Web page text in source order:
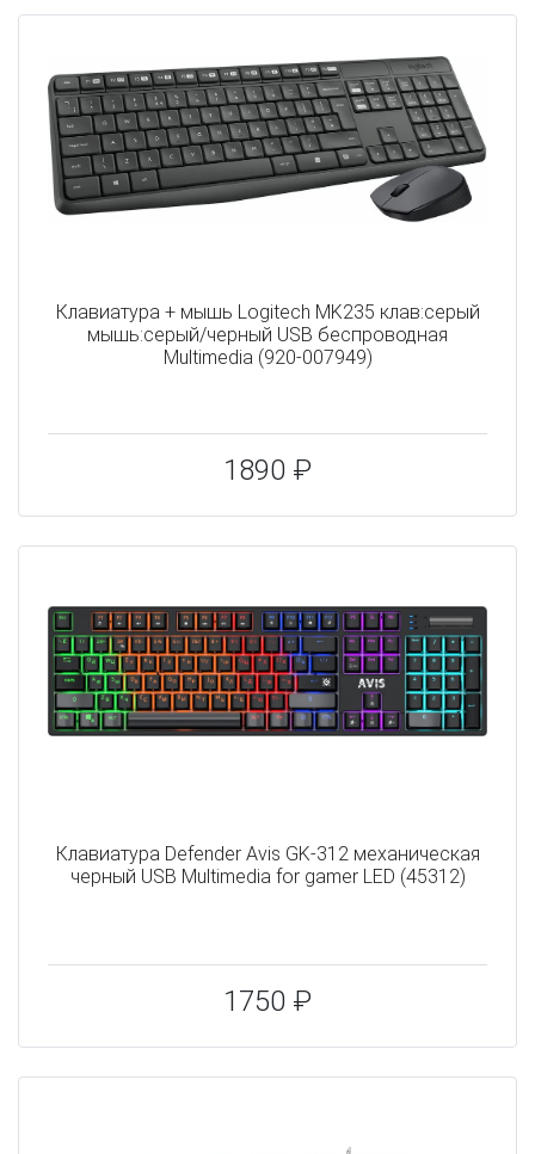
Клавиатура + мышь Logitech MK235 клав:серый
мышь:серый/черный USB беспроводная
Multimedia (920-007949)
1890 ₽
Клавиатура Defender Avis GK-312 механическая
черный USB Multimedia for gamer LED (45312)
1750 ₽